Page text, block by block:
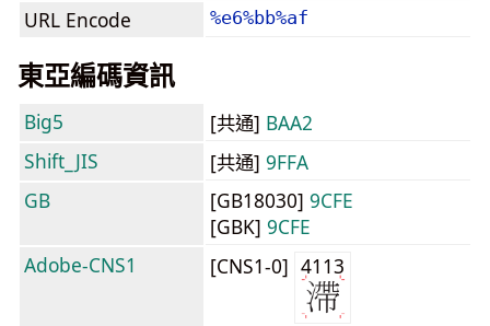
URL Encode %e6%bb%af
東亞編碼資訊
Big5 [共通] BAA2
Shift_JIS
[共通] 9FFA
GB
[GB18030] 9CFE
[GBK] 9CFE
Adobe-CNS1
[CNS1-0] 4113